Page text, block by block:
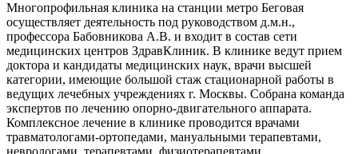
Многопрофильная клиника на станции метро Беговая
осуществляет деятельность под руководством д.м.н.,
профессора Бабовникова А.В. и входит в состав сети
медицинских центров ЗдравКлиник. В клинике ведут прием
доктора и кандидаты медицинских наук, врачи высшей
категории, имеющие большой стаж стационарной работы в
ведущих лечебных учреждениях г. Москвы. Собрана команда
экспертов по лечению опорно-двигательного аппарата.
Комплексное лечение в клинике проводится врачами
травматологами-ортопедами, мануальными терапевтами,